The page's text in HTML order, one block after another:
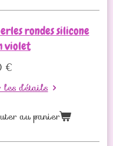
rondes silicone
violet
€
les détails
au panier